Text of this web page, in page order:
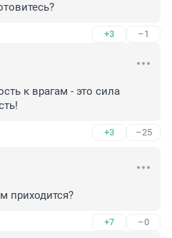
+3 –1
к врагам - это сила
+3 –25
приходится?
+7 –0